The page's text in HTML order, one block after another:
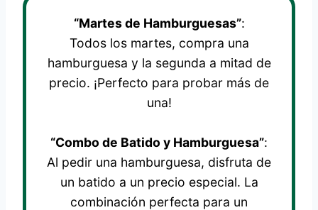
“Martes de Hamburguesas”:
Todos los martes, compra una
hamburguesa y la segunda a mitad de
precio. ¡Perfecto para probar más de
una!
“Combo de Batido y Hamburguesa”:
Al pedir una hamburguesa, disfruta de
un batido a un precio especial. La
combinación perfecta para un